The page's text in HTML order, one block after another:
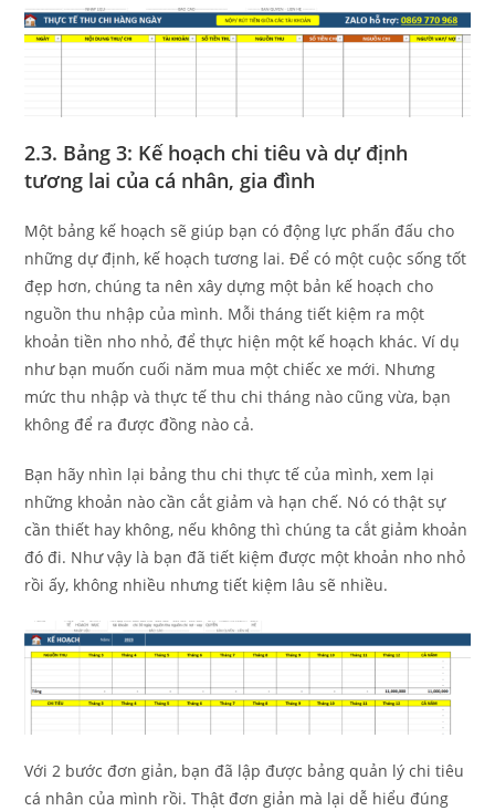
2.3. Bảng 3: Kế hoạch chi tiêu và dự định
tương lai của cá nhân, gia đình
Một bảng kế hoạch sẽ giúp bạn có động lực phấn đấu cho
những dự định, kế hoạch tương lai. Để có một cuộc sống tốt
đẹp hơn, chúng ta nên xây dựng một bản kế hoạch cho
nguồn thu nhập của mình. Mỗi tháng tiết kiệm ra một
khoản tiền nho nhỏ, để thực hiện một kế hoạch khác. Ví dụ
như bạn muốn cuối năm mua một chiếc xe mới. Nhưng
mức thu nhập và thực tế thu chi tháng nào cũng vừa, bạn
không để ra được đồng nào cả.
Bạn hãy nhìn lại bảng thu chi thực tế của mình, xem lại
những khoản nào cần cắt giảm và hạn chế. Nó có thật sự
cần thiết hay không, nếu không thì chúng ta cắt giảm khoản
đó đi. Như vậy là bạn đã tiết kiệm được một khoản nho nhỏ
rồi ấy, không nhiều nhưng tiết kiệm lâu sẽ nhiều.
Với 2 bước đơn giản, bạn đã lập được bảng quản lý chi tiêu
cá nhân của mình rồi. Thật đơn giản mà lại dễ hiểu đúng